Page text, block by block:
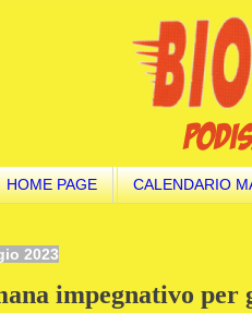
HOME PAGE CALENDARIO
2023
impegnativo per